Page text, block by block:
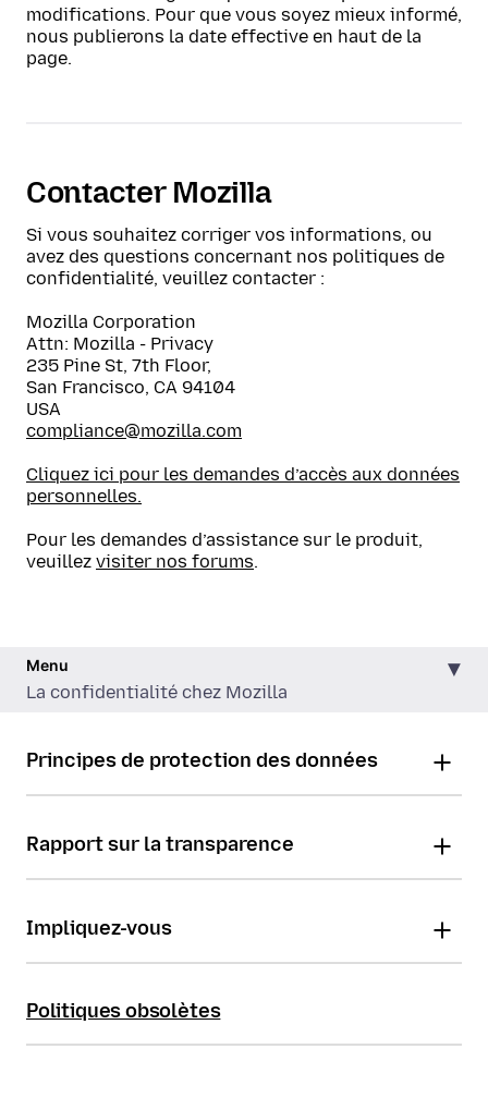
modifications. Pour que vous soyez mieux informé,
nous publierons la date effective en haut de la
page.
Contacter Mozilla
Si vous souhaitez corriger vos informations, ou
avez des questions concernant nos politiques de
confidentialité, veuillez contacter :
Mozilla Corporation
Attn: Mozilla - Privacy
235 Pine St, 7th Floor,
San Francisco, CA 94104
USA
compliance@mozilla.com
Cliquez ici pour les demandes d’accès aux données
personnelles.
Pour les demandes d’assistance sur le produit,
veuillez visiter nos forums.
Menu
La confidentialité chez Mozilla
Principes de protection des données
Rapport sur la transparence
Impliquez-vous
Politiques obsolètes